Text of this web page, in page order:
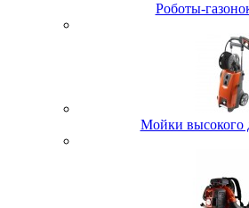
Роботы-
Мойки высокого